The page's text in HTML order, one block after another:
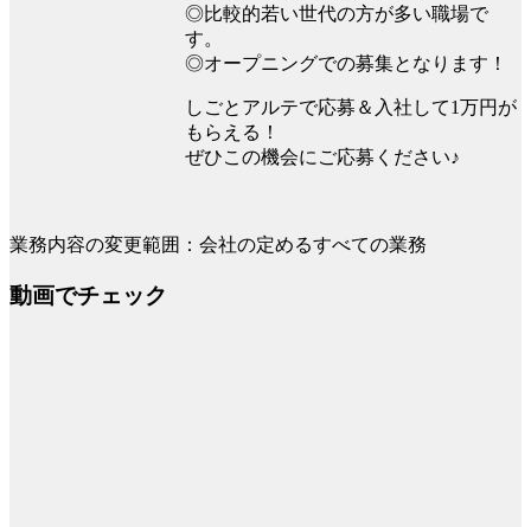
◎比較的若い世代の方が多い職場で
す。
◎オープニングでの募集となります！
しごとアルテで応募＆入社して1万円が
もらえる！
ぜひこの機会にご応募ください♪
業務内容の変更範囲：会社の定めるすべての業務
動画でチェック